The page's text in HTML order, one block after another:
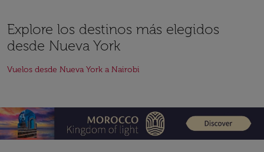
Explore los destinos más elegidos
desde Nueva York
Vuelos desde Nueva York a Nairobi